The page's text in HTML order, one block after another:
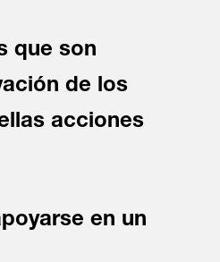
que son
de los
acciones
en un